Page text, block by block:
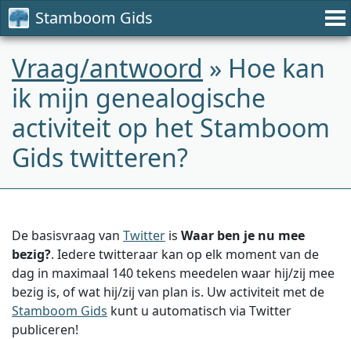
Stamboom Gids
Vraag/antwoord » Hoe kan
ik mijn genealogische
activiteit op het Stamboom
Gids twitteren?
De basisvraag van Twitter is Waar ben je nu mee
bezig?. Iedere twitteraar kan op elk moment van de
dag in maximaal 140 tekens meedelen waar hij/zij mee
bezig is, of wat hij/zij van plan is. Uw activiteit met de
Stamboom Gids kunt u automatisch via Twitter
publiceren!